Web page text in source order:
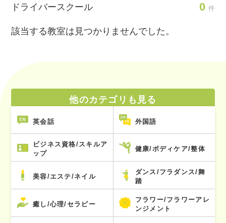
ドライバースクール 0 件
該当する教室は見つかりませんでした。
他のカテゴリも見る
英会話 外国語
ビジネス資格/スキルア
ップ
健康/ボディケア/整体
美容/エステ/ネイル
ダンス/フラダンス/舞
踏
癒し/心理/セラピー
フラワー/フラワーアレ
ンジメント